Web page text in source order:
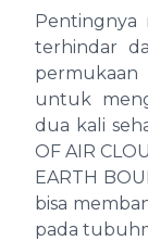
Pentingnya
terhindar
untuk
dua kali
OF AIR
EARTH
bisa
pada